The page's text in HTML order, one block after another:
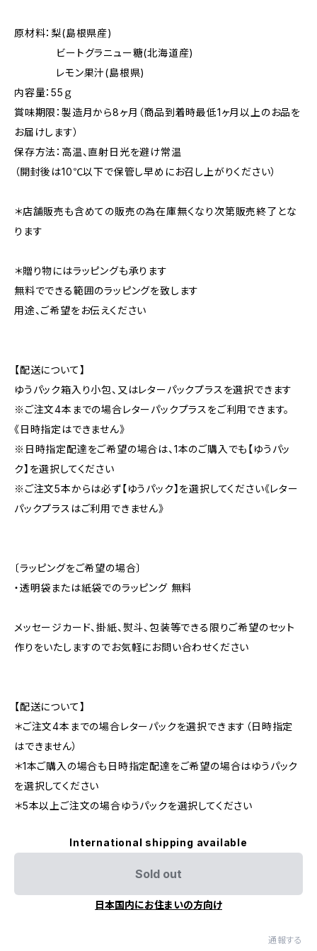
原材料：梨(島根県産)
ビートグラニュー糖(北海道産)
レモン果汁(島根県)
内容量：55ｇ
賞味期限：製造月から8ヶ月（商品到着時最低1ヶ月以上のお品を
お届けします）
保存方法：高温、直射日光を避け常温
（開封後は10℃以下で保管し早めにお召し上がりください）
＊店舗販売も含めての販売の為在庫無くなり次第販売終了とな
ります
＊贈り物にはラッピングも承ります
無料でできる範囲のラッピングを致します
用途、ご希望をお伝えください
【配送について】
ゆうパック箱入り小包、又はレターパックプラスを選択できます
※ご注文4本までの場合レターパックプラスをご利用できます。
《日時指定はできません》
※日時指定配達をご希望の場合は、1本のご購入でも【ゆうパッ
ク】を選択してください
※ご注文5本からは必ず【ゆうパック】を選択してください《レター
パックプラスはご利用できません》
〔ラッピングをご希望の場合〕
・透明袋または紙袋でのラッピング 無料
メッセージカード、掛紙、熨斗、包装等できる限りご希望のセット
作りをいたしますのでお気軽にお問い合わせください
【配送について】
＊ご注文4本までの場合レターパックを選択できます（日時指定
はできません）
＊1本ご購入の場合も日時指定配達をご希望の場合はゆうパック
を選択してください
＊5本以上ご注文の場合ゆうパックを選択してください
International shipping available
Sold out
日本国内にお住まいの方向け
通報する